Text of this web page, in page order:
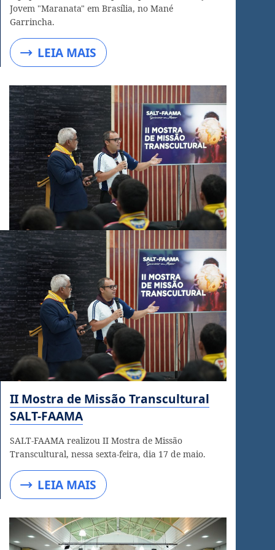
Jovem "Maranata" em Brasília, no Mané
Garrincha.
LEIA MAIS
II Mostra de Missão Transcultural
SALT-FAAMA
SALT-FAAMA realizou II Mostra de Missão
Transcultural, nessa sexta-feira, dia 17 de maio.
LEIA MAIS